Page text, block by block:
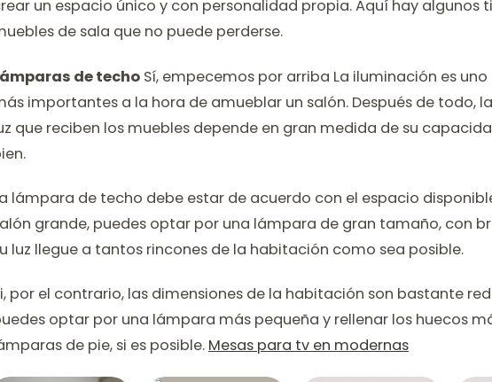
un espacio único y con personalidad propia. Aquí hay algunos
de sala que no puede perderse.
de techo Sí, empecemos por arriba La iluminación es
importantes a la hora de amueblar un salón. Después de todo,
que reciben los muebles depende en gran medida de su
lámpara de techo debe estar de acuerdo con el espacio
grande, puedes optar por una lámpara de gran tamaño, con
luz llegue a tantos rincones de la habitación como sea posible.
por el contrario, las dimensiones de la habitación son bastante
optar por una lámpara más pequeña y rellenar los huecos
de pie, si es posible. Mesas para tv en modernas